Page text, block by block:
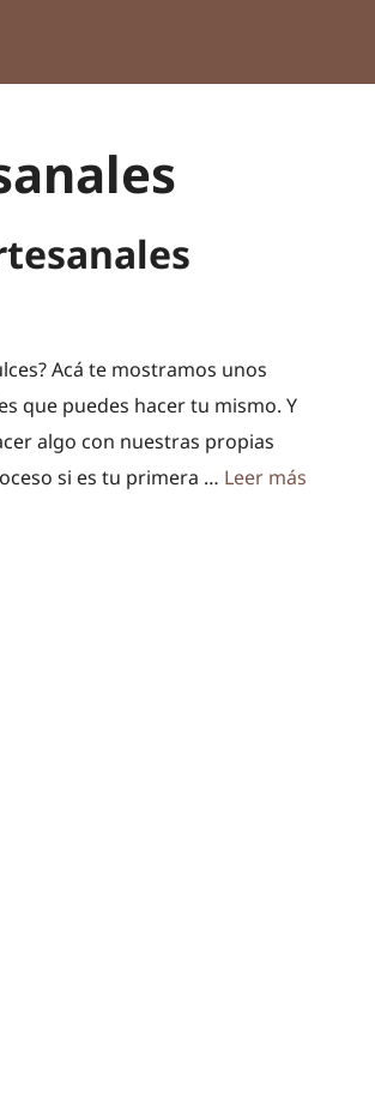
Acá te mostramos unos
que puedes hacer tu mismo. Y
algo con nuestras propias
si es tu primera … Leer más